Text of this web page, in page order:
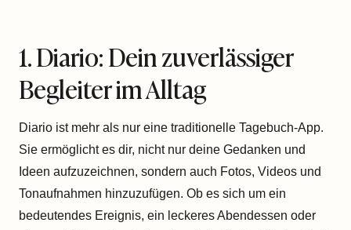
1. Diario: Dein zuverlässiger
Begleiter im Alltag
Diario ist mehr als nur eine traditionelle Tagebuch-App.
Sie ermöglicht es dir, nicht nur deine Gedanken und
Ideen aufzuzeichnen, sondern auch Fotos, Videos und
Tonaufnahmen hinzuzufügen. Ob es sich um ein
bedeutendes Ereignis, ein leckeres Abendessen oder